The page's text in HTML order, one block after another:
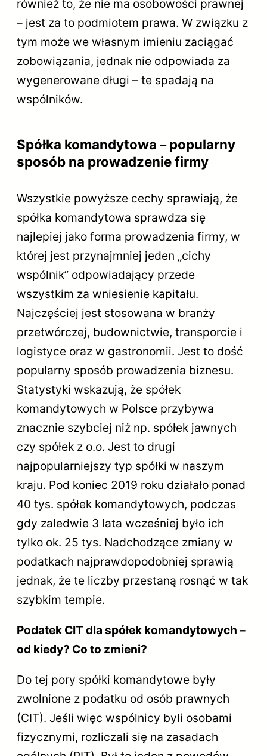
również to, że nie ma osobowości prawnej
– jest za to podmiotem prawa. W związku z
tym może we własnym imieniu zaciągać
zobowiązania, jednak nie odpowiada za
wygenerowane długi – te spadają na
wspólników.
Spółka komandytowa – popularny
sposób na prowadzenie firmy
Wszystkie powyższe cechy sprawiają, że
spółka komandytowa sprawdza się
najlepiej jako forma prowadzenia firmy, w
której jest przynajmniej jeden „cichy
wspólnik” odpowiadający przede
wszystkim za wniesienie kapitału.
Najczęściej jest stosowana w branży
przetwórczej, budownictwie, transporcie i
logistyce oraz w gastronomii. Jest to dość
popularny sposób prowadzenia biznesu.
Statystyki wskazują, że spółek
komandytowych w Polsce przybywa
znacznie szybciej niż np. spółek jawnych
czy spółek z o.o. Jest to drugi
najpopularniejszy typ spółki w naszym
kraju. Pod koniec 2019 roku działało ponad
40 tys. spółek komandytowych, podczas
gdy zaledwie 3 lata wcześniej było ich
tylko ok. 25 tys. Nadchodzące zmiany w
podatkach najprawdopodobniej sprawią
jednak, że te liczby przestaną rosnąć w tak
szybkim tempie.
Podatek CIT dla spółek komandytowych –
od kiedy? Co to zmieni?
Do tej pory spółki komandytowe były
zwolnione z podatku od osób prawnych
(CIT). Jeśli więc wspólnicy byli osobami
fizycznymi, rozliczali się na zasadach